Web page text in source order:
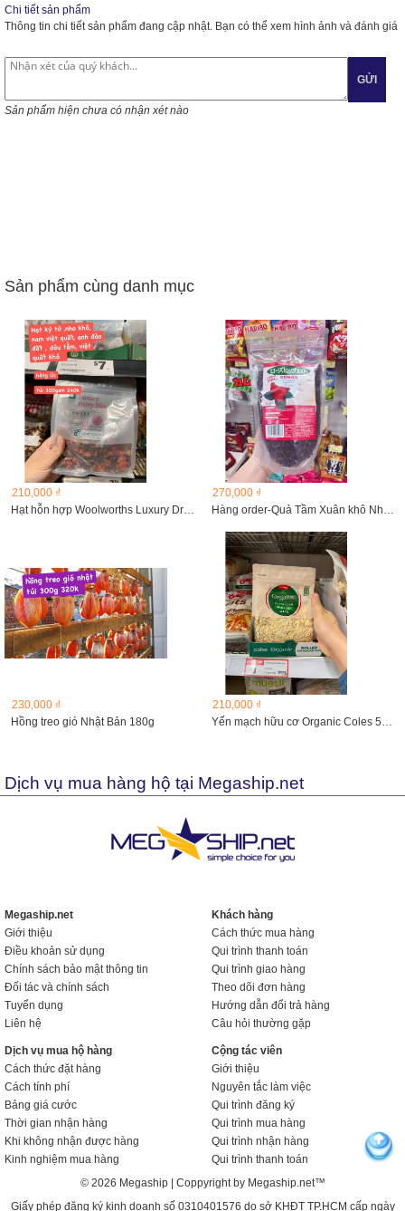
Chi tiết sản phẩm
Thông tin chi tiết sản phẩm đang cập nhật. Bạn có thể xem hình ảnh và đánh giá
GỬI
Sản phẩm hiện chưa có nhận xét nào
Sản phẩm cùng danh mục
210,000 ₫
Hạt hỗn hợp Woolworths Luxury Dried Fruit Berry Mix 300g
270,000 ₫
Hàng order-Quả Tầm Xuân khô Nhật Bản
230,000 ₫
Hồng treo gió Nhật Bản 180g
210,000 ₫
Yến mạch hữu cơ Organic Coles 500g
Dịch vụ mua hàng hộ tại Megaship.net
Megaship.net
Giới thiệu
Điều khoản sử dụng
Chính sách bảo mật thông tin
Đối tác và chính sách
Tuyển dụng
Liên hệ
Khách hàng
Cách thức mua hàng
Qui trình thanh toán
Qui trình giao hàng
Theo dõi đơn hàng
Hướng dẫn đổi trả hàng
Câu hỏi thường gặp
Dịch vụ mua hộ hàng
Cách thức đặt hàng
Cách tính phí
Bảng giá cước
Thời gian nhận hàng
Khi không nhận được hàng
Kinh nghiệm mua hàng
Cộng tác viên
Giới thiệu
Nguyên tắc làm việc
Qui trình đăng ký
Qui trình mua hàng
Qui trình nhận hàng
Qui trình thanh toán
© 2026 Megaship | Coppyright by Megaship.net™
Giấy phép đăng ký kinh doanh số 0310401576 do sở KHĐT TP.HCM cấp ngày